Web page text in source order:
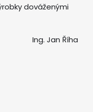
dováženými
Ing. Jan Říha